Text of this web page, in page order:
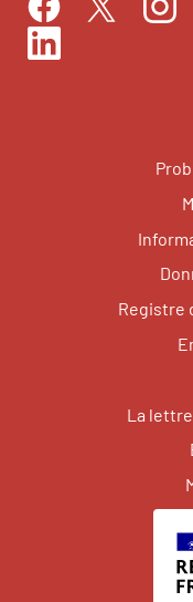
FacebookTwitter
LinkedIn
Registre
La